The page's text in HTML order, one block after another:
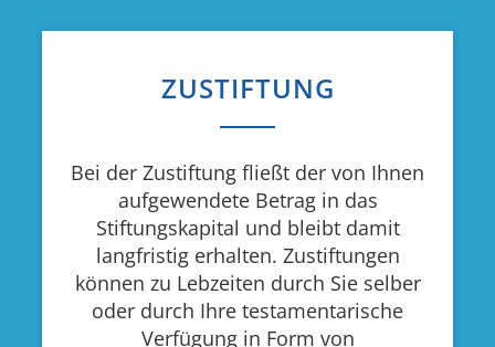
ZUSTIFTUNG
Bei der Zustiftung fließt der von Ihnen
aufgewendete Betrag in das
Stiftungskapital und bleibt damit
langfristig erhalten. Zustiftungen
können zu Lebzeiten durch Sie selber
oder durch Ihre testamentarische
Verfügung in Form von